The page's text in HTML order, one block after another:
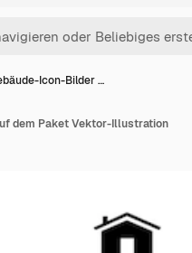
Icon-Bilder …
dem Paket Vektor-Illustration